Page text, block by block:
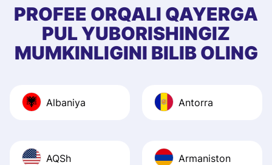
first started
app, and they
quick to provide
and helpful
Recommend it!
PROFEE ORQALI QAYERGA
PUL YUBORISHINGIZ
MUMKINLIGINI BILIB OLING
Albaniya Antorra
AQSh Armaniston